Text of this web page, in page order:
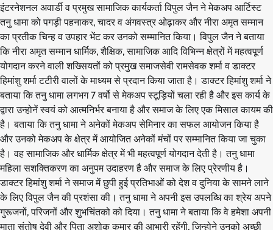
इंटरनेशनल अवार्डी व प्रमुख सामाजिक कार्यकर्ता विपुल जैन ने मेकअप आर्टिस्ट
तनु धामा को पगड़ी पहनाकर, चादर व अंगवस्त्र ओढ़ाकर और नीरा अमृत सम्मान
का प्रतीक चिन्ह व उपहार भेंट कर उनको सम्मानित किया। विपुल जैन ने बताया
कि नीरा अमृत सम्मान धार्मिक, शैक्षिक, सामाजिक आदि विभिन्न क्षेत्रों में महत्वपूर्ण
योगदान करने वाली शख्सियतों को प्रमुख समाजसेवी रामसेवक शर्मा व डाक्टर
हिमांशु शर्मा टटीरी वालों के माध्यम से प्रदान किया जाता है। डाक्टर हिमांशु शर्मा ने
बताया कि तनु धामा लगभग 7 वर्षो से मेकअप स्टूड़ियों चला रही है और इस कार्य के
द्वारा उन्होनें स्वयं को आत्मनिर्भर बनाया है और समाज के लिए एक मिसाल कायम की
है। बताया कि तनु धामा ने अनेकों मेकअप सेमिनार का सफल आयोजन किया है
और उनको मेकअप के क्षेत्र में आयोजित अनेकों मंचों पर सम्मानित किया जा चुका
है। वह सामाजिक और धार्मिक क्षेत्र में भी महत्वपूर्ण योगदान देती है। तनु धामा
महिला सशक्तिकरण का अनुपम उदाहरण है और समाज के लिए प्रेरणीय है।
डाक्टर हिमांशु शर्मा ने समाज में छुपी हुई प्रतिभाओं को देश व दुनिया के सामने लाने
के लिए विपुल जैन की प्रशंसा की। तनु धामा ने अपनी इस उपलब्धि का श्रेय अपने
गुरूजनों, परिजनों और शुभचिंतको को दिया। तनु धामा ने बताया कि वे हमेशा अपनी
माता संतोष देवी और पिता अशोक कुमार की आभारी रहेंगी, जिन्होने उनको अच्छी